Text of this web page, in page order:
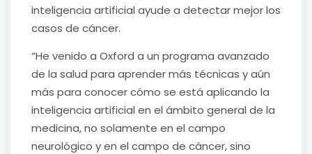
inteligencia artificial ayude a detectar mejor los
casos de cáncer.
“He venido a Oxford a un programa avanzado
de la salud para aprender más técnicas y aún
más para conocer cómo se está aplicando la
inteligencia artificial en el ámbito general de la
medicina, no solamente en el campo
neurológico y en el campo de cáncer, sino